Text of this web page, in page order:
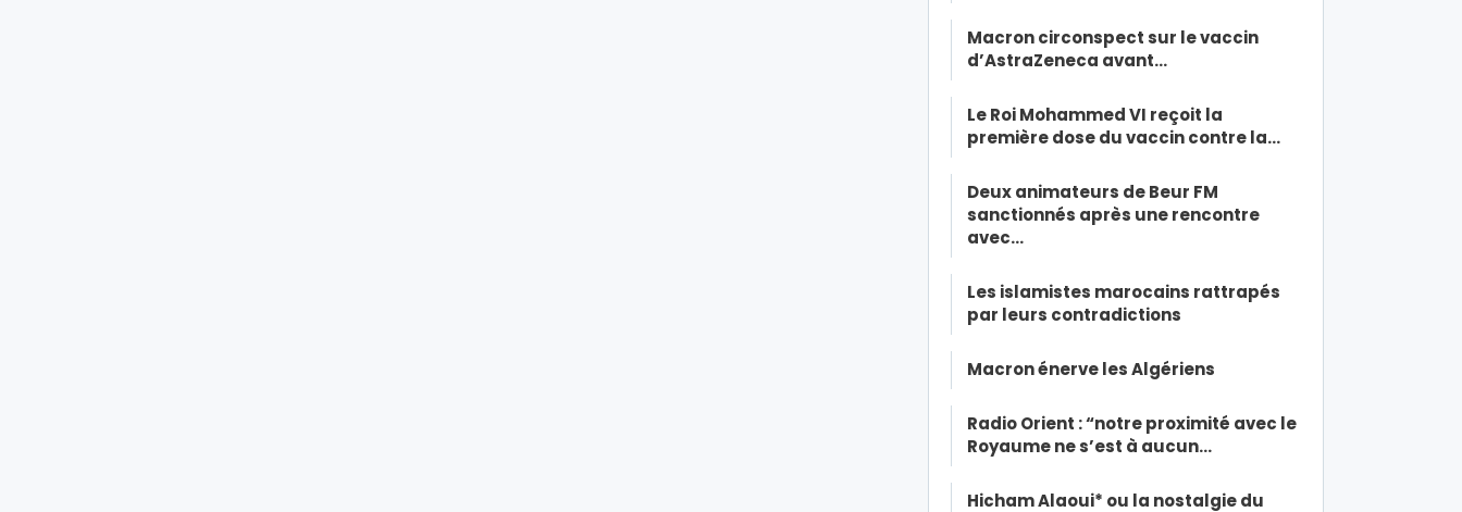
Macron circonspect sur le vaccin
d’AstraZeneca avant…
Le Roi Mohammed VI reçoit la
première dose du vaccin contre la…
Deux animateurs de Beur FM
sanctionnés après une rencontre
avec…
Les islamistes marocains rattrapés
par leurs contradictions
Macron énerve les Algériens
Radio Orient : “notre proximité avec le
Royaume ne s’est à aucun…
Hicham Alaoui* ou la nostalgie du